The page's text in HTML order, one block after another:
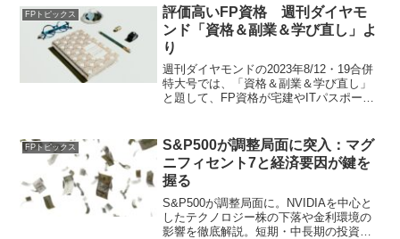
NFT（Non-Fungible-Token）、デジタル
バンクの各事例があがっていたので、具
体的に紹介します。
FPトピックス
評価高いFP資格 週刊ダイヤモ
ンド「資格＆副業＆学び直し」よ
り
週刊ダイヤモンドの2023年8/12・19合併
特大号では、「資格＆副業＆学び直し」
と題して、FP資格が宅建やITパスポート
りの見解と、副業を含めたFP資格の活用
方法について紹介します。
FPトピックス
S&P500が調整局面に突入：マグ
ニフィセント7と経済要因が鍵を
握る
S&P500が調整局面に。NVIDIAを中心と
したテクノロジー株の下落や金利環境の
影響を徹底解説。短期・中長期の投資戦